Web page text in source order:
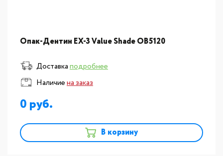
Опак-Дентин EX-3 Value Shade OB5120
Доставкаподробнее
Наличиена заказ
0
В корзину